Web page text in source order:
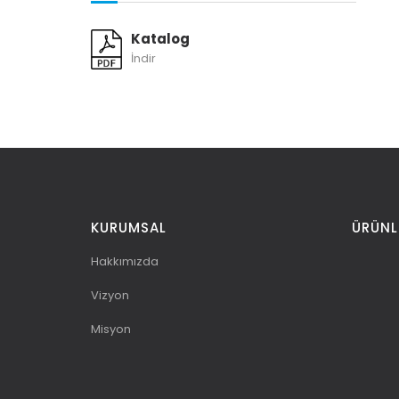
Katalog
İndir
KURUMSAL
Hakkımızda
Vizyon
Misyon